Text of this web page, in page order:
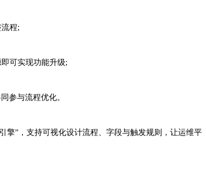
程;
可实现功能升级;
与流程优化。
”，支持可视化设计流程、字段与触发规则，让运维平